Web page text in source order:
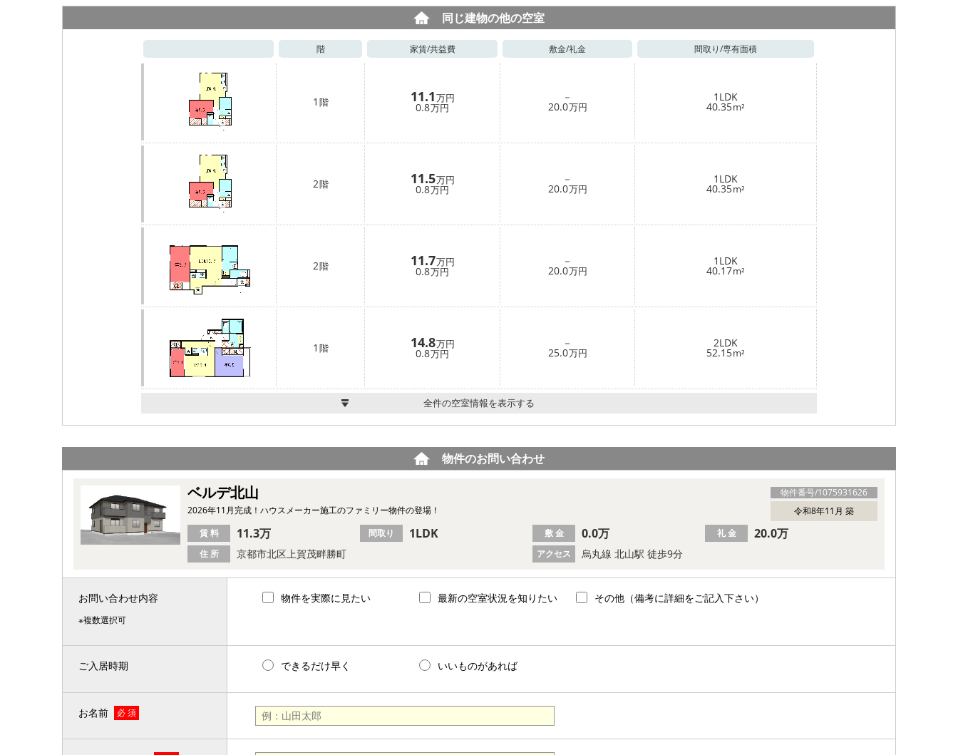
同じ建物の他の空室
階 家賃/共益費 敷金/礼金 間取り/専有面積
1 階 11.1万円
0.8万円
－
20.0万円
1LDK
40.35m²
2階 11.5万円
0.8万円
－
20.0万円
1LDK
40.35m²
2階 11.7万円
0.8万円
－
20.0万円
1LDK
40.17m²
1 階 14.8万円
0.8万円
－
25.0万円
2LDK
52.15m²
全件の空室情報を表示する
物件のお問い合わせ
物件番号/1075931626
ベルデ北山
令和8年11月 築
2026年11月完成！ハウスメーカー施工のファミリー物件の登場！
住 所 京都市北区上賀茂畔勝町 アクセス 烏丸線 北山駅 徒歩9分
賃 料 11.3万 間取り 1LDK 敷 金 0.0万 礼 金 20.0万
お問い合わせ内容
※複数選択可
物件を実際に見たい 最新の空室状況を知りたい その他（備考に詳細をご記入下さい）
ご入居時期 できるだけ早く いいものがあれば
お名前 必 須